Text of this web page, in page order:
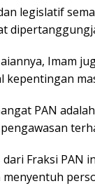
legislatif
Imam
kepentingan
PAN
Fraksi PAN